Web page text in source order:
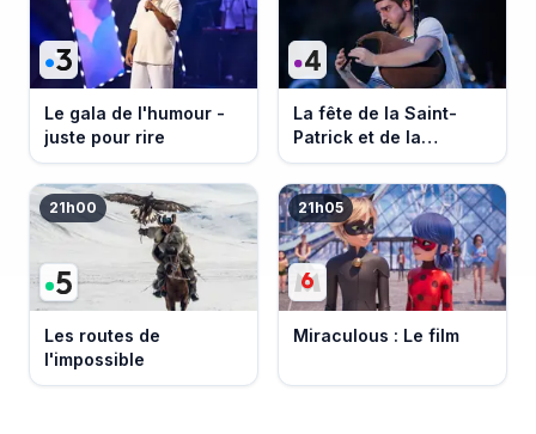
Le gala de l'humour -
juste pour rire
La fête de la Saint-
Patrick et de la
Bretagne
21h00
Les routes de
l'impossible
21h05
Miraculous : Le film